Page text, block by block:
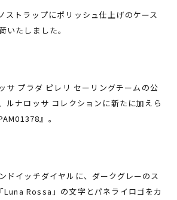
ストラップにポリッシュ仕上げのケース
いたしました。
サ プラダ ピレリ セーリングチームの公
ルナロッサ コレクションに新たに加えら
』。
ドイッチダイヤルに、ダークグレーのス
Luna Rossa」の文字とパネライロゴをカ